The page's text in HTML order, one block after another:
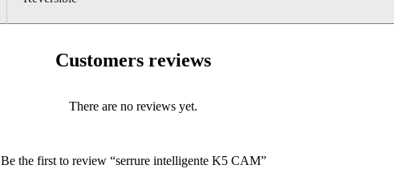
Customers reviews
There are no reviews yet.
Be the first to review “serrure intelligente K5 CAM”